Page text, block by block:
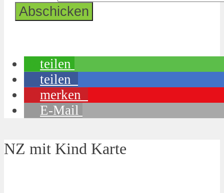
teilen
teilen
merken
E-Mail
NZ mit Kind Karte